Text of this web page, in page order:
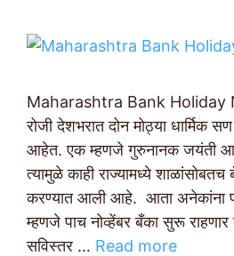
Maharashtra Bank Holiday
रोजी देशभरात दोन मोठ्या धार्मिक
आहेत. एक म्हणजे गुरुनानक जयंती आणि
त्यामुळे काही राज्यामध्ये शाळांसोबतच
करण्यात आली आहे. आता अनेकांना
म्हणजे पाच नोव्हेंबर बँका सुरू
सविस्तर … Read more